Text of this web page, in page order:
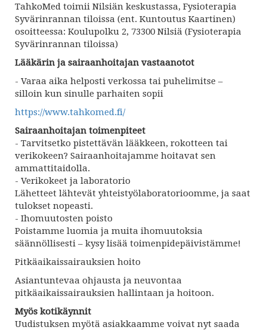
TahkoMed toimii Nilsiän keskustassa, Fysioterapia
Syvärinrannan tiloissa (ent. Kuntoutus Kaartinen)
osoitteessa: Koulupolku 2, 73300 Nilsiä (Fysioterapia
Syvärinrannan tiloissa)
Lääkärin ja sairaanhoitajan vastaanotot
- Varaa aika helposti verkossa tai puhelimitse –
silloin kun sinulle parhaiten sopii
https://www.tahkomed.fi/
Sairaanhoitajan toimenpiteet
- Tarvitsetko pistettävän lääkkeen, rokotteen tai
verikokeen? Sairaanhoitajamme hoitavat sen
ammattitaidolla.
- Verikokeet ja laboratorio
Lähetteet lähtevät yhteistyölaboratorioomme, ja saat
tulokset nopeasti.
- Ihomuutosten poisto
Poistamme luomia ja muita ihomuutoksia
säännöllisesti – kysy lisää toimenpidepäivistämme!
Pitkäaikaissairauksien hoito
Asiantuntevaa ohjausta ja neuvontaa
pitkäaikaissairauksien hallintaan ja hoitoon.
Myös kotikäynnit
Uudistuksen myötä asiakkaamme voivat nyt saada